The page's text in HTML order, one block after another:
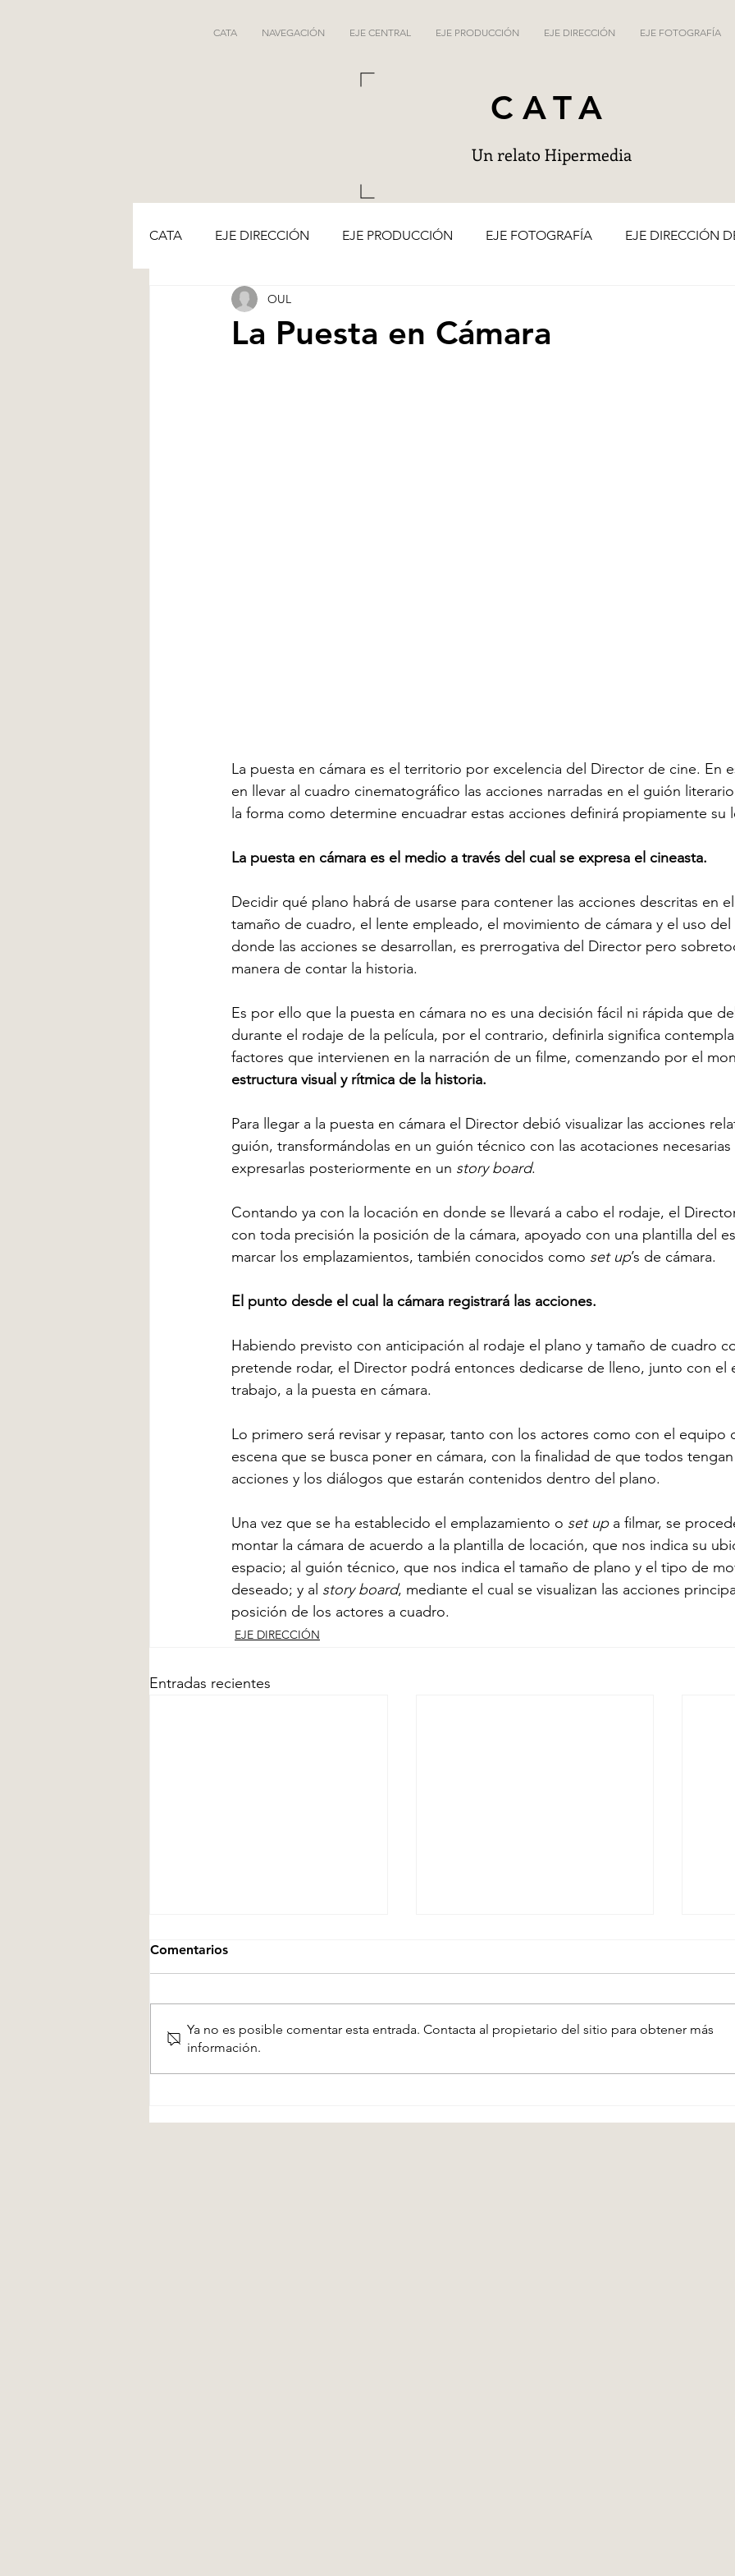
CATA NAVEGACIÓN EJE CENTRAL EJE PRODUCCIÓN EJE DIRECCIÓN EJE FOTOGRAFÍA
CATA
Un relato Hipermedia
CATA EJE DIRECCIÓN EJE PRODUCCIÓN EJE FOTOGRAFÍA EJE DIRECCIÓN
La Puesta en Cámara
OUL
La puesta en cámara es el territorio por excelencia del Director de cine. En
en llevar al cuadro cinematográfico las acciones narradas en el guión
la forma como determine encuadrar estas acciones definirá propiamente su
La puesta en cámara es el medio a través del cual se expresa el cineasta.
Decidir qué plano habrá de usarse para contener las acciones descritas en
tamaño de cuadro, el lente empleado, el movimiento de cámara y el uso del
donde las acciones se desarrollan, es prerrogativa del Director pero
manera de contar la historia.
Es por ello que la puesta en cámara no es una decisión fácil ni rápida que
durante el rodaje de la película, por el contrario, definirla significa
factores que intervienen en la narración de un filme, comenzando por el
estructura visual y rítmica de la historia.
Para llegar a la puesta en cámara el Director debió visualizar las acciones
guión, transformándolas en un guión técnico con las acotaciones necesarias
expresarlas posteriormente en un story board.
Contando ya con la locación en donde se llevará a cabo el rodaje, el
con toda precisión la posición de la cámara, apoyado con una plantilla del
marcar los emplazamientos, también conocidos como set up’s de cámara.
El punto desde el cual la cámara registrará las acciones.
Habiendo previsto con anticipación al rodaje el plano y tamaño de cuadro
pretende rodar, el Director podrá entonces dedicarse de lleno, junto con el
trabajo, a la puesta en cámara.
Lo primero será revisar y repasar, tanto con los actores como con el equipo
escena que se busca poner en cámara, con la finalidad de que todos
acciones y los diálogos que estarán contenidos dentro del plano.
Una vez que se ha establecido el emplazamiento o set up a filmar, se
montar la cámara de acuerdo a la plantilla de locación, que nos indica su
espacio; al guión técnico, que nos indica el tamaño de plano y el tipo de
deseado; y al story board, mediante el cual se visualizan las acciones
posición de los actores a cuadro.
EJE DIRECCIÓN
Entradas recientes
El Director
La Puesta en Escena
Los
Comentarios
Ya no es posible comentar esta entrada. Contacta al propietario del sitio para obtener más
información.